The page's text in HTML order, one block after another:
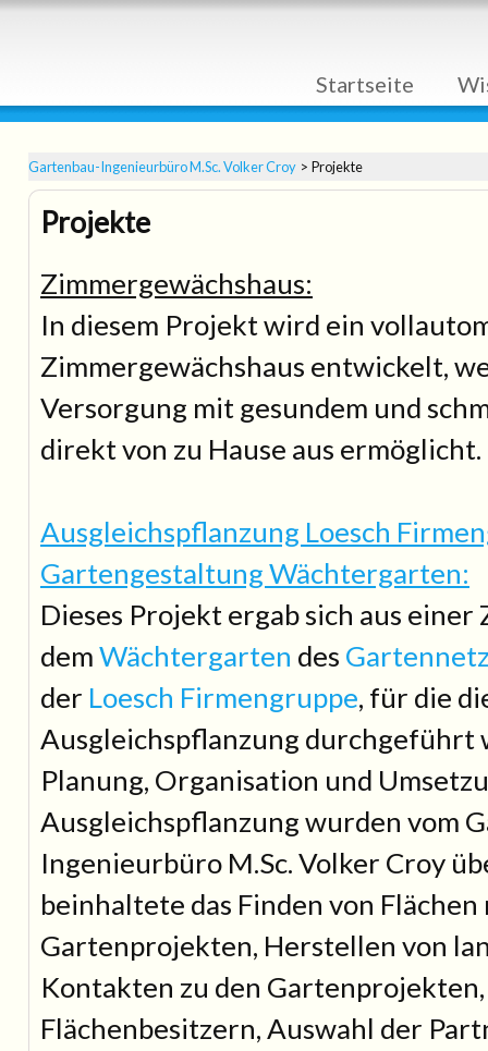
überspringen
Startseite
Gartenbau-Ingenieurbüro M.Sc. Volker Croy Projekte
Projekte
Zimmergewächshaus:
In diesem Projekt wird ein
Zimmergewächshaus entwickelt,
Versorgung mit gesundem und
direkt von zu Hause aus ermöglicht.
Ausgleichspflanzung Loesch
Gartengestaltung Wächtergarten:
Dieses Projekt ergab sich aus
demWächtergarten des
der Loesch Firmengruppe, für die
Ausgleichspflanzung durchgeführt
Planung, Organisation und
Ausgleichspflanzung wurden vom
Ingenieurbüro M.Sc. Volker Croy
beinhaltete das Finden von Flächen
Gartenprojekten, Herstellen von
Kontakten zu den
Flächenbesitzern, Auswahl der